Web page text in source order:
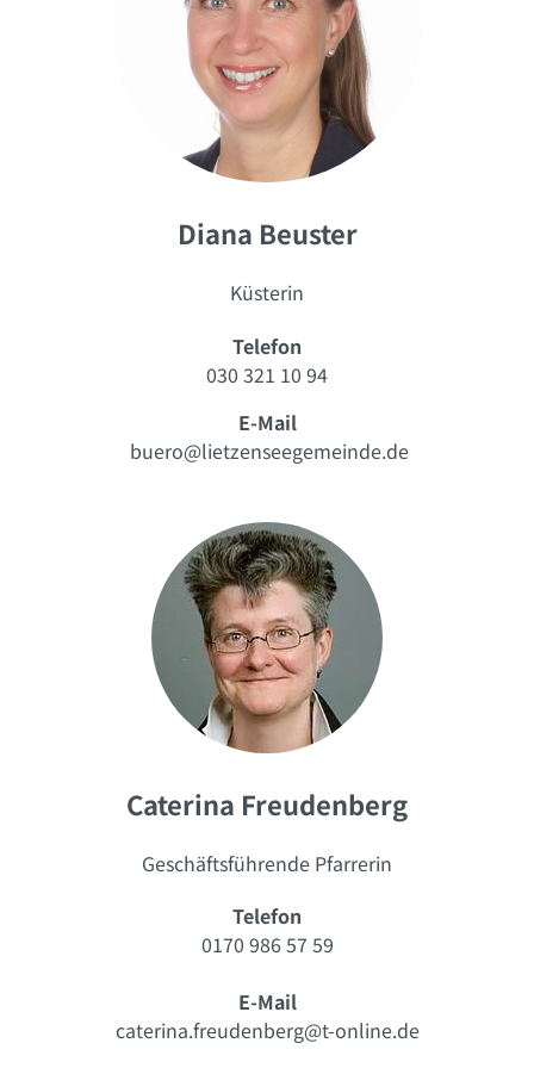
Diana Beuster
Küsterin
Telefon
030 321 10 94
E-Mail
buero@lietzenseegemeinde.de
Caterina Freudenberg
Geschäftsführende Pfarrerin
Telefon
0170 986 57 59
E-Mail
caterina.freudenberg@t-online.de